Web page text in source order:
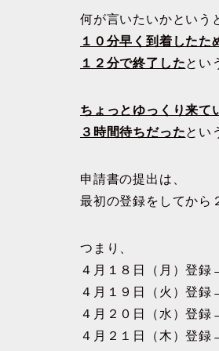
何が言いたいかという
１０分早く到着したた
１２分で終了したとい
ちょっとゆっくり来て
３時間待ちだったとい
申請書の提出は、
最初の登録をしてから
つまり、
４月１８日（月）登
４月１９日（火）登録
４月２０日（水）登録
４月２１日（木）登録